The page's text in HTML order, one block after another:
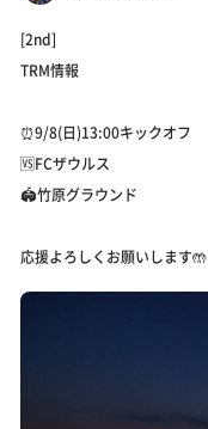
[2nd]
TRM情報
⏰9/8(日)13:00キックオフ
🆚FCザウルス
🏟️竹原グラウンド
応援よろしくお願いします🤲